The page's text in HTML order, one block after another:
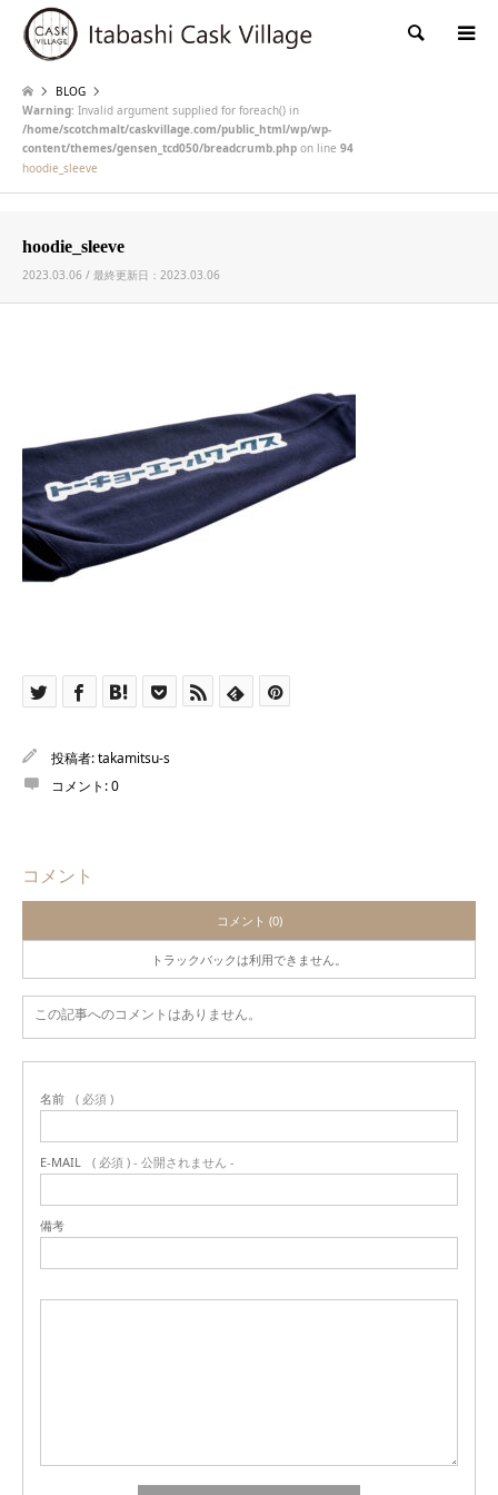
検索
BLOG
Warning: Invalid argument supplied for foreach() in
/home/scotchmalt/caskvillage.com/public_html/wp/wp-
content/themes/gensen_tcd050/breadcrumb.php on line 94
hoodie_sleeve
hoodie_sleeve
2023.03.06 / 最終更新日：2023.03.06
投稿者:takamitsu-s
コメント:0
コメント
コメント (0)
トラックバックは利用できません。
この記事へのコメントはありません。
名前 ( 必須 )
E-MAIL ( 必須 ) - 公開されません -
備考